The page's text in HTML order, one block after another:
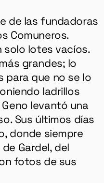
de las fundadoras
Comuneros.
solo lotes vacíos.
grandes; lo
para que no se lo
ladrillos
levantó una
Sus últimos días
donde siempre
Gardel, del
fotos de sus